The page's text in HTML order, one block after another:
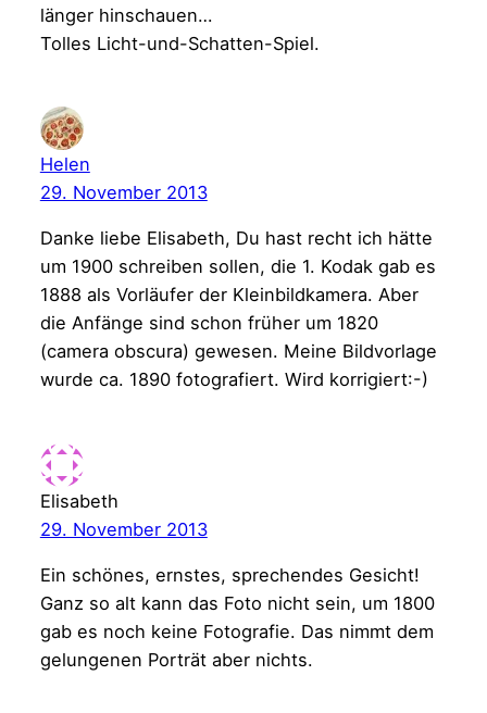
länger hinschauen…
Tolles Licht-und-Schatten-Spiel.
Helen
29. November 2013
Danke liebe Elisabeth, Du hast recht ich hätte
um 1900 schreiben sollen, die 1. Kodak gab es
1888 als Vorläufer der Kleinbildkamera. Aber
die Anfänge sind schon früher um 1820
(camera obscura) gewesen. Meine Bildvorlage
wurde ca. 1890 fotografiert. Wird korrigiert:-)
Elisabeth
29. November 2013
Ein schönes, ernstes, sprechendes Gesicht!
Ganz so alt kann das Foto nicht sein, um 1800
gab es noch keine Fotografie. Das nimmt dem
gelungenen Porträt aber nichts.